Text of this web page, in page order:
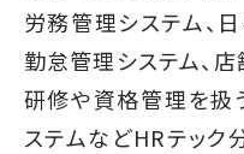
労務管理システム、
勤怠管理システム、
研修や資格管理を扱
ステムなどHRテック